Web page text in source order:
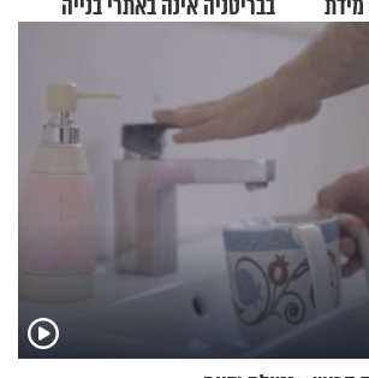
אלא דווקא בשדות